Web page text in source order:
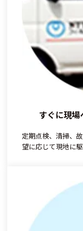
すぐに現
定期点検、清掃、
望に応じて現地に